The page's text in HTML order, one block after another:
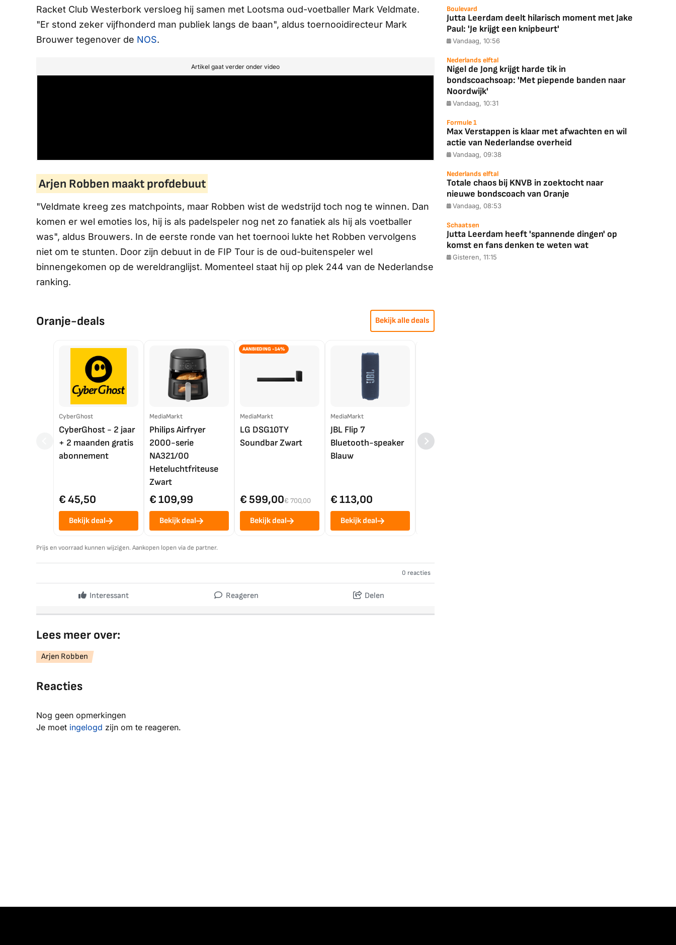
Racket Club Westerbork versloeg hij samen met Lootsma oud-voetballer Mark Veldmate.
"Er stond zeker vijfhonderd man publiek langs de baan", aldus toernooidirecteur Mark
Brouwer tegenover de NOS.
Artikel gaat verder onder video
Arjen Robben maakt profdebuut
"Veldmate kreeg zes matchpoints, maar Robben wist de wedstrijd toch nog te winnen. Dan
komen er wel emoties los, hij is als padelspeler nog net zo fanatiek als hij als voetballer
was", aldus Brouwers. In de eerste ronde van het toernooi lukte het Robben vervolgens
niet om te stunten. Door zijn debuut in de FIP Tour is de oud-buitenspeler wel
binnengekomen op de wereldranglijst. Momenteel staat hij op plek 244 van de Nederlandse
ranking.
Oranje-deals Bekijk alle deals
CyberGhost
CyberGhost - 2 jaar
+ 2 maanden gratis
abonnement
€ 45,50
Bekijk deal
MediaMarkt
Philips Airfryer
2000-serie
NA321/00
Heteluchtfriteuse
Zwart
€ 109,99
Bekijk deal
AANBIEDING -14%
MediaMarkt
LG DSG10TY
Soundbar Zwart
€ 599,00€ 700,00
Bekijk deal
MediaMarkt
JBL Flip 7
Bluetooth-speaker
Blauw
€ 113,00
Bekijk deal
LG OLED55C56LB
4K TV (2025)
Prijs en voorraad kunnen wijzigen. Aankopen lopen via de partner.
0 reacties
Interessant Reageren Delen
Lees meer over:
Arjen Robben
Reacties
Nog geen opmerkingen
Je moet ingelogd zijn om te reageren.
Boulevard
Jutta Leerdam deelt hilarisch moment met Jake
Paul: 'Je krijgt een knipbeurt'
Vandaag, 10:56
Nederlands elftal
Nigel de Jong krijgt harde tik in
bondscoachsoap: 'Met piepende banden naar
Noordwijk'
Vandaag, 10:31
Formule 1
Max Verstappen is klaar met afwachten en wil
actie van Nederlandse overheid
Vandaag, 09:38
Nederlands elftal
Totale chaos bij KNVB in zoektocht naar
nieuwe bondscoach van Oranje
Vandaag, 08:53
Schaatsen
Jutta Leerdam heeft 'spannende dingen' op
komst en fans denken te weten wat
Gisteren, 11:15